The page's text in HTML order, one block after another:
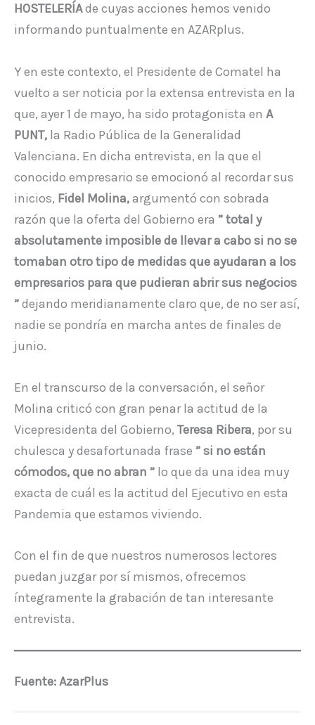
HOSTELERÍAde cuyas acciones hemos venido
informando puntualmente en AZARplus.
Y en este contexto, el Presidente de Comatel ha
vuelto a ser noticia por la extensa entrevista en la
que, ayer 1 de mayo, ha sido protagonista en A
PUNT, la Radio Pública de la Generalidad
Valenciana. En dicha entrevista, en la que el
conocido empresario se emocionó al recordar sus
inicios, Fidel Molina,argumentó con sobrada
razón que la oferta del Gobierno era ” total y
absolutamente imposible de llevar a cabo si no se
tomaban otro tipo de medidas que ayudaran a los
empresarios para que pudieran abrir sus negocios
”dejando meridianamente claro que, de no ser así,
nadie se pondría en marcha antes de finales de
junio.
En el transcurso de la conversación, el señor
Molina criticó con gran penar la actitud de la
Vicepresidenta del Gobierno, Teresa Ribera, por su
chulesca y desafortunada frase ” si no están
cómodos, que no abran ” lo que da una idea muy
exacta de cuál es la actitud del Ejecutivo en esta
Pandemia que estamos viviendo.
Con el fin de que nuestros numerosos lectores
puedan juzgar por sí mismos, ofrecemos
íntegramente la grabación de tan interesante
entrevista.
Fuente: AzarPlus